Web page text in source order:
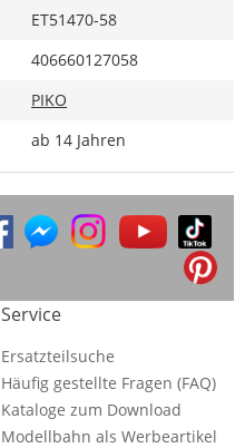
ET51470-58
406660127058
PIKO
ab 14 Jahren
Service
Ersatzteilsuche
Häufig gestellte Fragen (FAQ)
Kataloge zum Download
Modellbahn als Werbeartikel